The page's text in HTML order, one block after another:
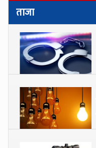
ताजा